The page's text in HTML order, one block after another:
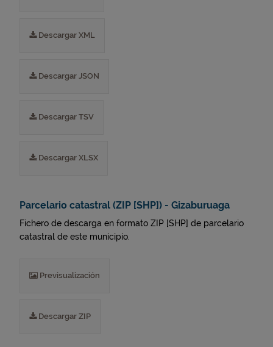
Descargar XML
Descargar JSON
Descargar TSV
Descargar XLSX
Parcelario catastral (ZIP [SHP]) - Gizaburuaga
Fichero de descarga en formato ZIP [SHP] de parcelario
catastral de este municipio.
Previsualización
Descargar ZIP